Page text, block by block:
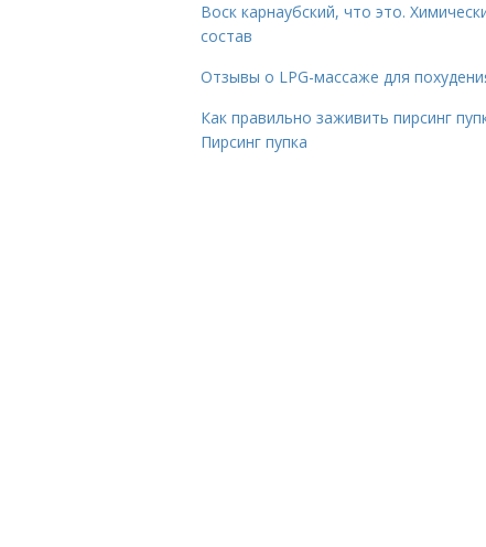
Воск карнаубский, что это.
состав
Отзывы о LPG-массаже для
Как правильно заживить пирсинг
Пирсинг пупка